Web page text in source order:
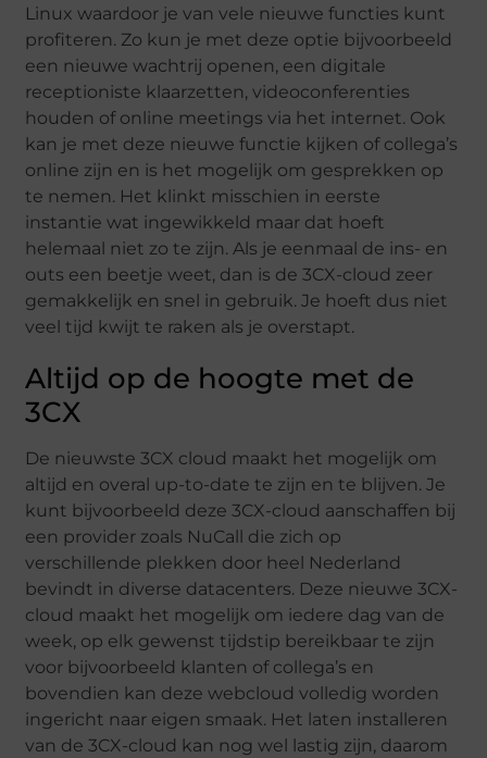
Linux waardoor je van vele nieuwe functies kunt
profiteren. Zo kun je met deze optie bijvoorbeeld
een nieuwe wachtrij openen, een digitale
receptioniste klaarzetten, videoconferenties
houden of online meetings via het internet. Ook
kan je met deze nieuwe functie kijken of collega’s
online zijn en is het mogelijk om gesprekken op
te nemen. Het klinkt misschien in eerste
instantie wat ingewikkeld maar dat hoeft
helemaal niet zo te zijn. Als je eenmaal de ins- en
outs een beetje weet, dan is de 3CX-cloud zeer
gemakkelijk en snel in gebruik. Je hoeft dus niet
veel tijd kwijt te raken als je overstapt.
Altijd op de hoogte met de
3CX
De nieuwste 3CX cloud maakt het mogelijk om
altijd en overal up-to-date te zijn en te blijven. Je
kunt bijvoorbeeld deze 3CX-cloud aanschaffen bij
een provider zoals NuCall die zich op
verschillende plekken door heel Nederland
bevindt in diverse datacenters. Deze nieuwe 3CX-
cloud maakt het mogelijk om iedere dag van de
week, op elk gewenst tijdstip bereikbaar te zijn
voor bijvoorbeeld klanten of collega’s en
bovendien kan deze webcloud volledig worden
ingericht naar eigen smaak. Het laten installeren
van de 3CX-cloud kan nog wel lastig zijn, daarom